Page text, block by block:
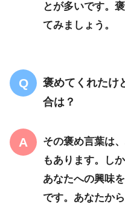
とが多いです。
てみましょう。
褒めてくれたけ
合は？
その褒め言葉は
もあります。し
あなたへの興味
です。あなたか